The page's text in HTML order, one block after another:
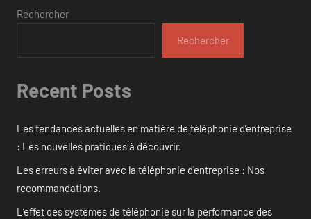
Rechercher
Rechercher
Recent Posts
Les tendances actuelles en matière de téléphonie d’entreprise
: Les nouvelles pratiques à découvrir.
Les erreurs à éviter avec la téléphonie d’entreprise : Nos
recommandations.
L’effet des systèmes de téléphonie sur la performance des